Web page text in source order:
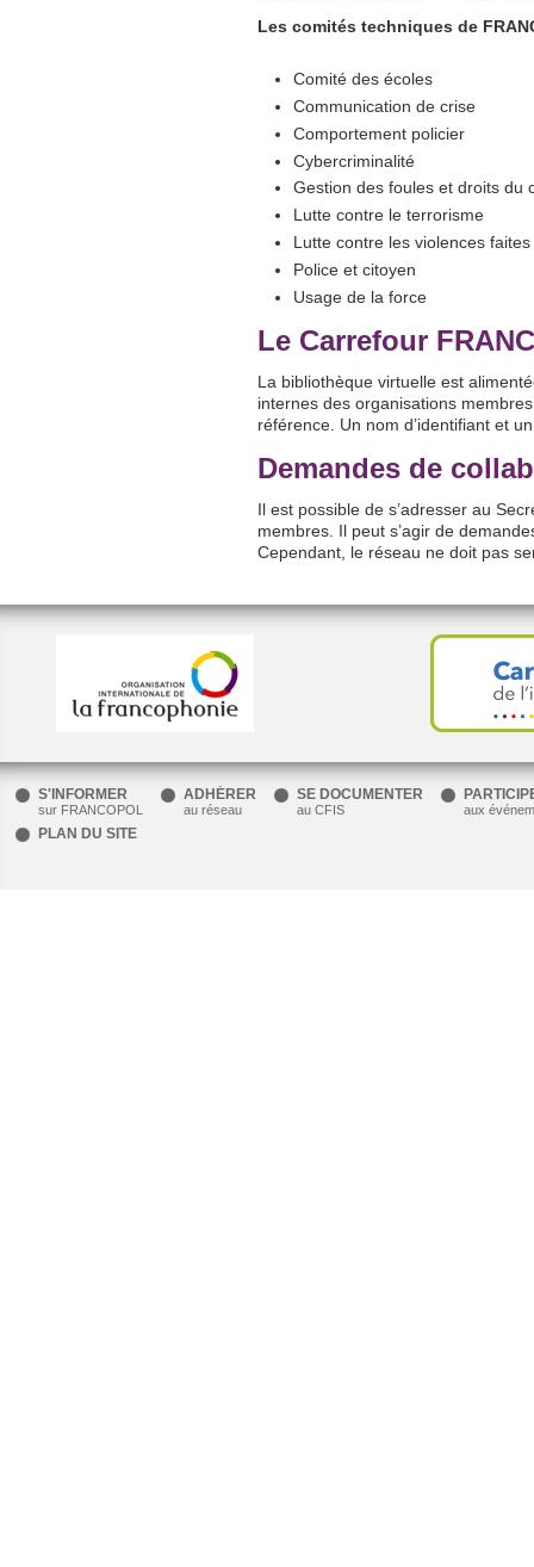
Les comités techniques de
Comité des écoles
Communication de crise
Comportement policier
Cybercriminalité
Gestion des foules et droits du
Lutte contre le terrorisme
Lutte contre les violences
Police et citoyen
Usage de la force
Le Carrefour
La bibliothèque virtuelle est
internes des organisations
référence. Un nom d’identifiant et
Demandes de
Il est possible de s’adresser au
membres. Il peut s’agir de
Cependant, le réseau ne doit pas
nouvelle
fenêtre.
S'INFORMER
sur FRANCOPOL
ADHÉRER
au réseau
SE DOCUMENTER
au CFIS aux
PLAN DU SITE